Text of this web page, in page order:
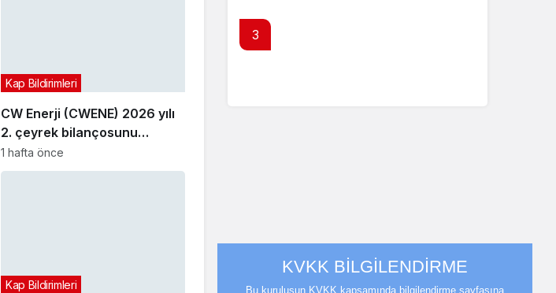
CW Enerji (CWENE) 2026 yılı
2. çeyrek bilançosunu
açıkladı
Kap Bildirimleri
1 hafta önce
Kap Bildirimleri
3
KVKK BİLGİLENDİRME
Bu kuruluşun KVKK kapsamında bilgilendirme sayfasına